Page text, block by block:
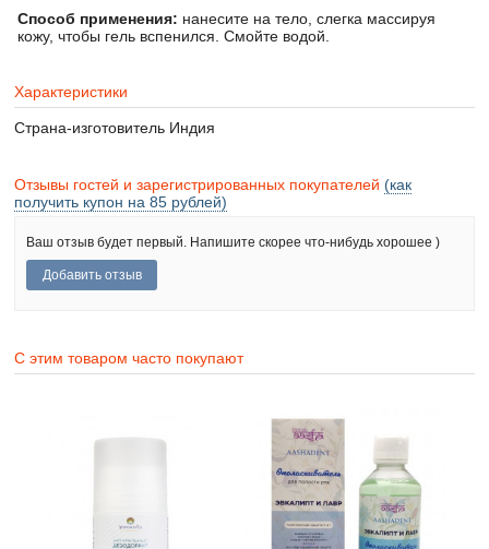
Способ применения: нанесите на тело, слегка массируя
кожу, чтобы гель вспенился. Смойте водой.
Характеристики
Страна-изготовитель Индия
Отзывы гостей и зарегистрированных покупателей (как
получить купон на 85 рублей)
Ваш отзыв будет первый. Напишите скорее что-нибудь хорошее )
С этим товаром часто покупают